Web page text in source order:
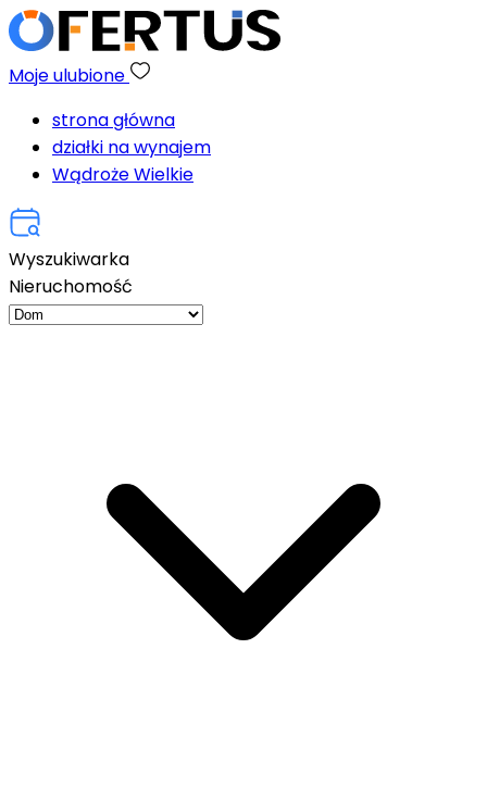
Moje ulubione
strona główna
działki na wynajem
Wądroże Wielkie
Wyszukiwarka
Nieruchomość